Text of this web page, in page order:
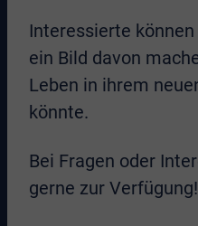
Interessierte
ein Bild davon
Leben in ihrem
könnte.
Bei Fragen oder
gerne zur Verfügung!